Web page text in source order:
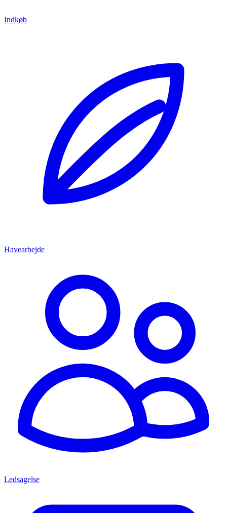
Indkøb
Havearbejde
Ledsagelse